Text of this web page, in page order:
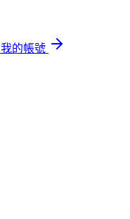
我的帳號